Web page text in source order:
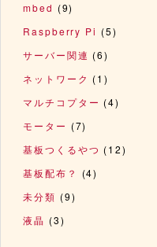
mbed (9)
Raspberry Pi (5)
サーバー関連 (6)
ネットワーク (1)
マルチコプター (4)
モーター (7)
基板つくるやつ (12)
基板配布？
(4)
未分類 (9)
液晶 (3)